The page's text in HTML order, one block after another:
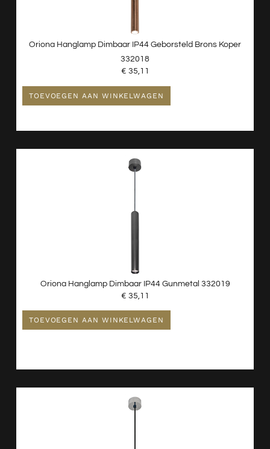
Oriona Hanglamp Dimbaar IP44 Geborsteld Brons Koper
332018
€ 35,11
TOEVOEGEN AAN WINKELWAGEN
Oriona Hanglamp Dimbaar IP44 Gunmetal 332019
€ 35,11
TOEVOEGEN AAN WINKELWAGEN